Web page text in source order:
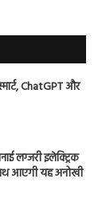
ChatGPT और
लग्जरी इलेक्ट्रिक
आएगी यह अनोखी